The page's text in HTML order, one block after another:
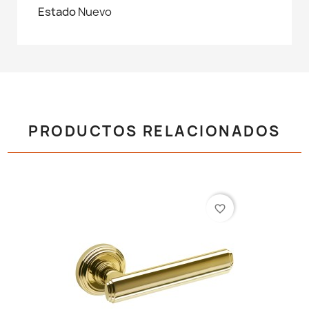
EstadoNuevo
PRODUCTOS RELACIONADOS
favorite_border